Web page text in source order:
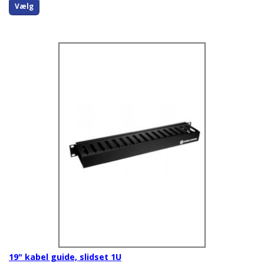
Vælg
19" kabel guide, slidset 1U